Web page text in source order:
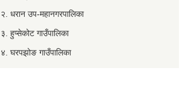
२. धरान उप-महानगरपालिका
३. हुप्सेकोट गाउँपालिका
४. घरपझोङ गाउँपालिका